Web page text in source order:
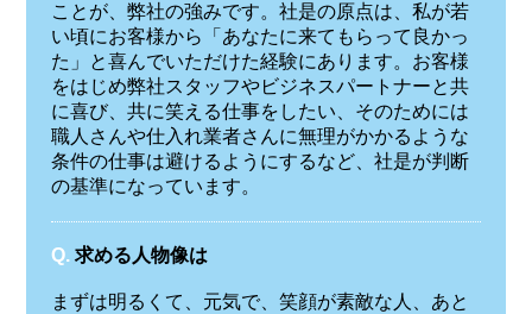
ことが、弊社の強みです。社是の原点は、私が若
い頃にお客様から「あなたに来てもらって良かっ
た」と喜んでいただけた経験にあります。お客様
をはじめ弊社スタッフやビジネスパートナーと共
に喜び、共に笑える仕事をしたい、そのためには
職人さんや仕入れ業者さんに無理がかかるような
条件の仕事は避けるようにするなど、社是が判断
の基準になっています。
Q. 求める人物像は
まずは明るくて、元気で、笑顔が素敵な人、あと